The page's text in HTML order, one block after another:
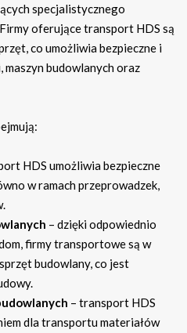
specjalistycznego
oferujące transport HDS są
co umożliwia bezpieczne i
budowlanych oraz
HDS umożliwia bezpieczne
w ramach przeprowadzek,
– dzięki odpowiednio
firmy transportowe są w
budowlany, co jest
– transport HDS
dla transportu materiałów